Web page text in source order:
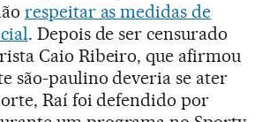
respeitar as medidas de
. Depois de ser censurado
Caio Ribeiro, que afirmou
são-paulino deveria se ater
Raí foi defendido por